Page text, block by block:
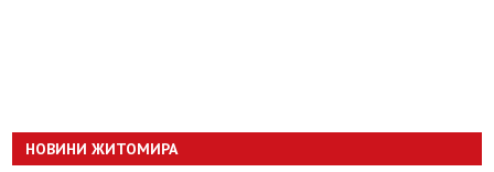
НОВИНИ ЖИТОМИРА